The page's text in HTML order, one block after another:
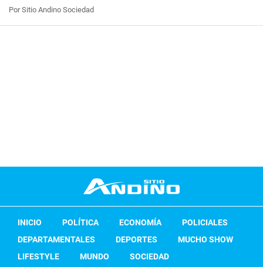
Por Sitio Andino Sociedad
INICIO POLÍTICA ECONOMÍA
POLICIALES
DEPARTAMENTALES
DEPORTES
MUCHO SHOW
LIFESTYLE
MUNDO SOCIEDAD